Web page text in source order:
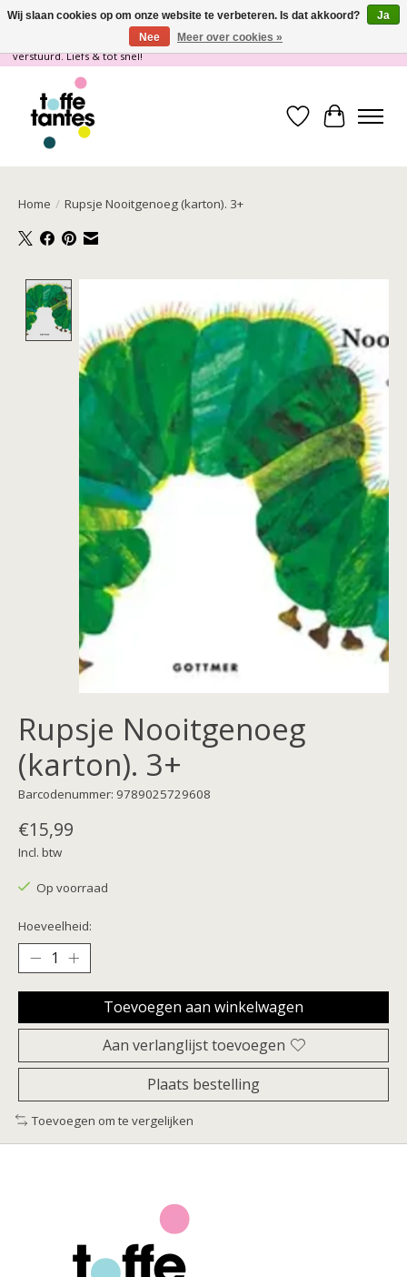
Wij gaan op vakantie! vanaf 4 juli t/m 21 juli worden er geen pakketjes
verstuurd. Liefs & tot snel!
Verlanglijst
Home / Rupsje Nooitgenoeg (karton). 3+
Rupsje Nooitgenoeg
(karton). 3+
Barcodenummer: 9789025729608
€15,99
Incl. btw
Op voorraad
Hoeveelheid:
Toevoegen aan winkelwagen
Aan verlanglijst toevoegen
Plaats bestelling
Toevoegen om te vergelijken
Wij slaan cookies op om onze website te verbeteren. Is dat akkoord?
Ja
Nee
Meer over cookies »